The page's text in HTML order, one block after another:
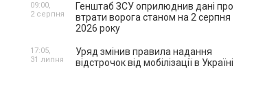
Генштаб ЗСУ оприлюднив дані про
втрати ворога станом на 2 серпня
2026 року
09:00,
2 серпня
Уряд змінив правила надання
відстрочок від мобілізації в Україні
17:05,
31 липня